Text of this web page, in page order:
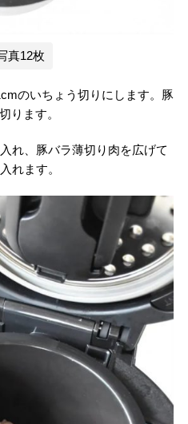
真12枚
のいちょう切りにします。豚
ります。
れ、豚バラ薄切り肉を広げて
れます。